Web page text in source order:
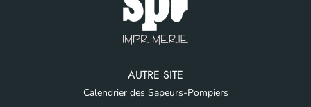
AUTRE SITE
Calendrier des Sapeurs-Pompiers